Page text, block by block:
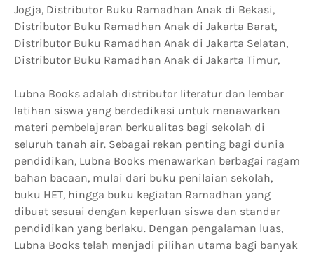
Jogja, Distributor Buku Ramadhan Anak di Bekasi,
Distributor Buku Ramadhan Anak di Jakarta Barat,
Distributor Buku Ramadhan Anak di Jakarta Selatan,
Distributor Buku Ramadhan Anak di Jakarta Timur,
Lubna Books adalah distributor literatur dan lembar
latihan siswa yang berdedikasi untuk menawarkan
materi pembelajaran berkualitas bagi sekolah di
seluruh tanah air. Sebagai rekan penting bagi dunia
pendidikan, Lubna Books menawarkan berbagai ragam
bahan bacaan, mulai dari buku penilaian sekolah,
buku HET, hingga buku kegiatan Ramadhan yang
dibuat sesuai dengan keperluan siswa dan standar
pendidikan yang berlaku. Dengan pengalaman luas,
Lubna Books telah menjadi pilihan utama bagi banyak